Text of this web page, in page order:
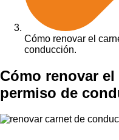
Cómo renovar el
conducción.
Cómo renovar
permiso de